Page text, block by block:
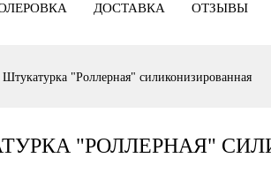
ДОСТАВКА ОТЗЫВЫ
Штукатурка "Роллерная" силиконизированная
"РОЛЛЕРНАЯ"